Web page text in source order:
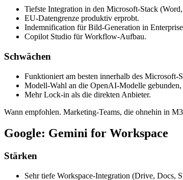
Tiefste Integration in den Microsoft-Stack
EU-Datengrenze produktiv erprobt.
Indemnification für Bild-Generation in
Copilot Studio für Workflow-Aufbau.
Schwächen
Funktioniert am besten innerhalb des Microsoft-
Modell-Wahl an die OpenAI-Modelle
Mehr Lock-in als die direkten Anbieter.
Wann empfohlen. Marketing-Teams, die ohnehin in
Google: Gemini for Workspace
Stärken
Sehr tiefe Workspace-Integration (Drive, Docs,